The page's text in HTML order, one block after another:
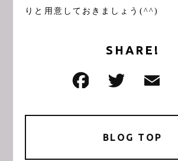
りと用意しておきましょう(^^)
SHARE!
c
b
it
te
r
ai
BLOG TOP